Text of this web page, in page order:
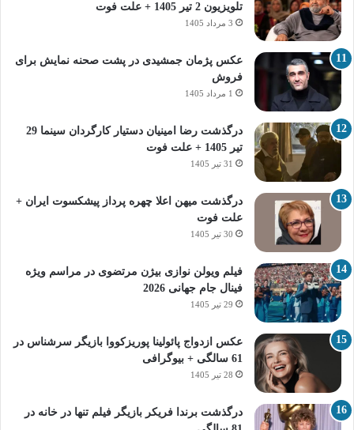
تلویزیون 2 تیر 1405 + علت فوت
3 مرداد 1405
عکس پژمان جمشیدی در پشت صحنه نمایش برای
فروش
1 مرداد 1405
درگذشت رضا امینیان دستیار کارگردان سینما 29
تیر 1405 + علت فوت
31 تیر 1405
درگذشت میهن اعلا چهره پرداز پیشکسوت ایران +
علت فوت
30 تیر 1405
فیلم ویولن نوازی بیژن مرتضوی در مراسم ویژه
فینال جام جهانی 2026
29 تیر 1405
عکس ازدواج پائولینا پوریزکووا بازیگر سرشناس در
61 سالگی + بیوگرافی
28 تیر 1405
درگذشت برندا فریکر بازیگر فیلم تنها در خانه در